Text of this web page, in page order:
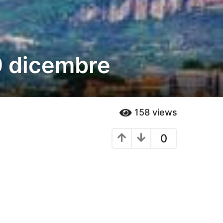
dicembre
158 views
0